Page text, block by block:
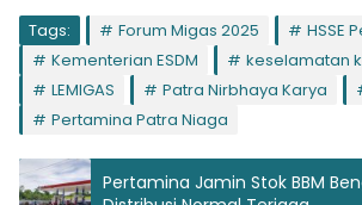
Tags: Forum Migas 2025
HSSE
Kementerian ESDM
keselamatan
LEMIGAS
Patra Nirbhaya Karya
Pertamina Patra Niaga
Pertamina Jamin Stok BBM